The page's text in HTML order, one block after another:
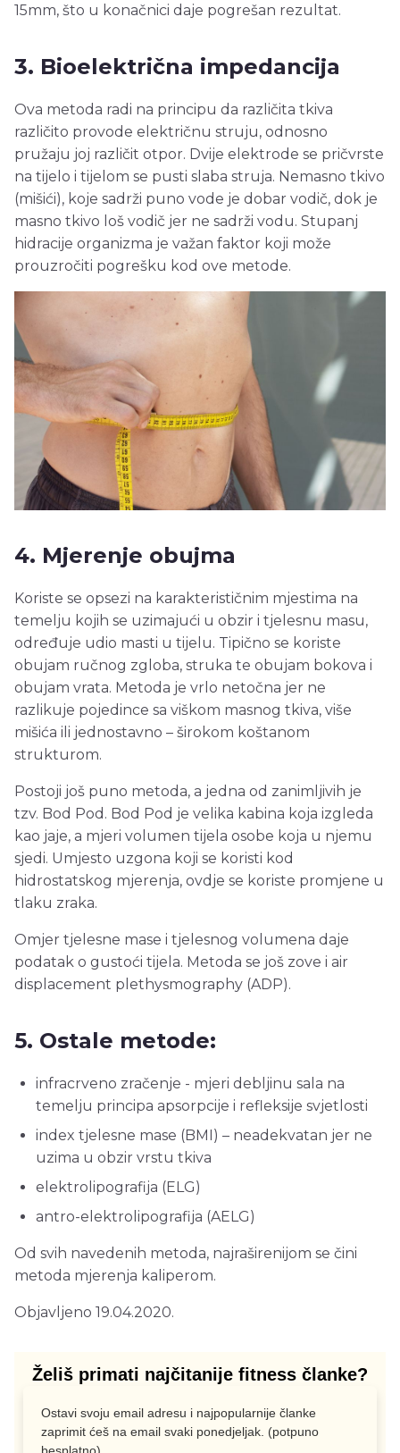
15mm, što u konačnici daje pogrešan rezultat.
3. Bioelektrična impedancija
Ova metoda radi na principu da različita tkiva
različito provode električnu struju, odnosno
pružaju joj različit otpor. Dvije elektrode se pričvrste
na tijelo i tijelom se pusti slaba struja. Nemasno tkivo
(mišići), koje sadrži puno vode je dobar vodič, dok je
masno tkivo loš vodič jer ne sadrži vodu. Stupanj
hidracije organizma je važan faktor koji može
prouzročiti pogrešku kod ove metode.
4. Mjerenje obujma
Koriste se opsezi na karakterističnim mjestima na
temelju kojih se uzimajući u obzir i tjelesnu masu,
određuje udio masti u tijelu. Tipično se koriste
obujam ručnog zgloba, struka te obujam bokova i
obujam vrata. Metoda je vrlo netočna jer ne
razlikuje pojedince sa viškom masnog tkiva, više
mišića ili jednostavno – širokom koštanom
strukturom.
Postoji još puno metoda, a jedna od zanimljivih je
tzv. Bod Pod. Bod Pod je velika kabina koja izgleda
kao jaje, a mjeri volumen tijela osobe koja u njemu
sjedi. Umjesto uzgona koji se koristi kod
hidrostatskog mjerenja, ovdje se koriste promjene u
tlaku zraka.
Omjer tjelesne mase i tjelesnog volumena daje
podatak o gustoći tijela. Metoda se još zove i air
displacement plethysmography (ADP).
5. Ostale metode:
infracrveno zračenje - mjeri debljinu sala na
temelju principa apsorpcije i refleksije svjetlosti
index tjelesne mase (BMI) – neadekvatan jer ne
uzima u obzir vrstu tkiva
elektrolipografija (ELG)
antro-elektrolipografija (AELG)
Od svih navedenih metoda, najraširenijom se čini
metoda mjerenja kaliperom.
Objavljeno 19.04.2020.